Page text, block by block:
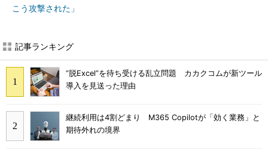
こう攻撃された」
記事ランキング
“脱Excel”を待ち受ける乱立問題 カカクコムが新ツール
導入を見送った理由
継続利用は4割どまり M365 Copilotが「効く業務」と
期待外れの境界